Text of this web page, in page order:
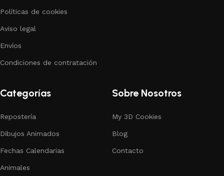
Políticas de cookies
Aviso legal
Envíos
Condiciones de contratación
Categorías
Repostería
Dibujos Animados
Fechas Calendarias
Animales
Sobre Nosotros
My 3D Cookies
Blog
Contacto